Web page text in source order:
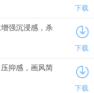
下载
强沉浸感，杀
下载
抑感，画风简
下载